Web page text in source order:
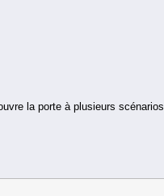
la porte à plusieurs scénarios.